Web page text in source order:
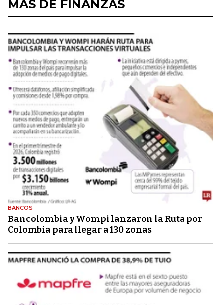
MÁS DE FINANZAS
BANCOS
Bancolombia y Wompi lanzaron la Ruta por
Colombia para llegar a 130 zonas